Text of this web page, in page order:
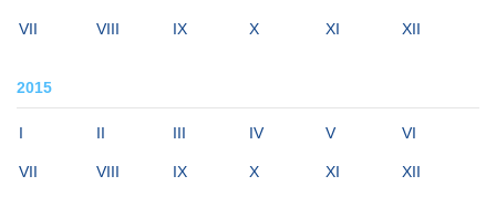
VII VIII IX X XI XII
2015
I II III IV V VI
VII VIII IX X XI XII